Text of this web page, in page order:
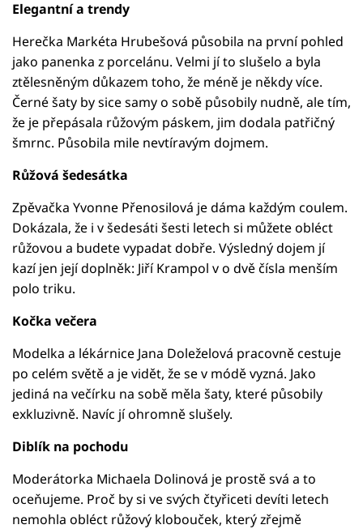
Elegantní a trendy
Herečka Markéta Hrubešová působila na první pohled
jako panenka z porcelánu. Velmi jí to slušelo a byla
ztělesněným důkazem toho, že méně je někdy více.
Černé šaty by sice samy o sobě působily nudně, ale tím,
že je přepásala růžovým páskem, jim dodala patřičný
šmrnc. Působila mile nevtíravým dojmem.
Růžová šedesátka
Zpěvačka Yvonne Přenosilová je dáma každým coulem.
Dokázala, že i v šedesáti šesti letech si můžete obléct
růžovou a budete vypadat dobře. Výsledný dojem jí
kazí jen její doplněk: Jiří Krampol v o dvě čísla menším
polo triku.
Kočka večera
Modelka a lékárnice Jana Doleželová pracovně cestuje
po celém světě a je vidět, že se v módě vyzná. Jako
jediná na večírku na sobě měla šaty, které působily
exkluzivně. Navíc jí ohromně slušely.
Diblík na pochodu
Moderátorka Michaela Dolinová je prostě svá a to
oceňujeme. Proč by si ve svých čtyřiceti devíti letech
nemohla obléct růžový klobouček, který zřejmě